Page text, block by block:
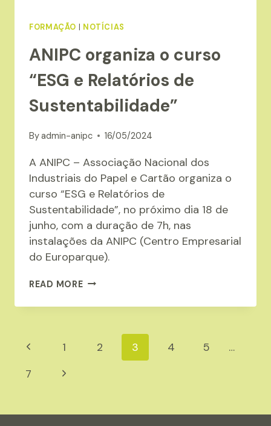
DESTINADAS
CONTACTO
ALIMENTAR”
FORMAÇÃO | NOTÍCIAS
ANIPC organiza o curso
“ESG e Relatórios de
Sustentabilidade”
Byadmin-anipc 16/05/2024
A ANIPC – Associação Nacional dos
Industriais do Papel e Cartão organiza o
curso “ESG e Relatórios de
Sustentabilidade”, no próximo dia 18 de
junho, com a duração de 7h, nas
instalações da ANIPC (Centro Empresarial
do Europarque).
READ MOREANIPC
“ESG
Page
navigation
Previous
Page
1 2 3 4 5
…
7
Next